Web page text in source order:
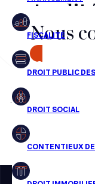
Financement
Fiscalité
Droit public des
Droit social
Droit immobilier
Restructuring
nos
jour
Aucun résultats pour
Nous